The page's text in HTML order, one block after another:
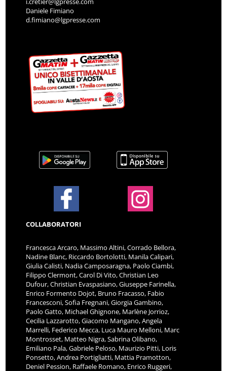
Daniele Fimiano
d.fimiano@lgpresse.com
COLLABORATORI
Francesca Arcaro, Massimo Altini, Corrado Bellora,
Nadine Blanc, Riccardo Bortolotti, Manila Calipari,
Giulia Calisti, Nadia Camposaragna, Paolo Ciambi,
Filippo Clermont, Carol Di Vito, Christian Leo
Dufour, Christian Evaspasiano, Giuseppe Farinella,
Enrico Formento Dojot, Bruno Fracasso, Fabio
Francesconi, Sofia Fregnani, Giorgia Gambino,
Paolo Gatto, Michael Ghignone, Marlène Jorrioz,
Cecilia Lazzarotto, Giacomo Mangano, Angela
Marrelli, Federico Mecca, Luca Mauro Melloni, Marc
Montrosset, Matteo Nigra, Sabrina Olibano,
Emiliano Pala, Gabriele Peloso, Maurizio Pitti, Loris
Ponsetto, Andrea Portigliatti, Mattia Pramotton,
Deniel Pession, Raffaele Romano, Enrico Ruggeri,